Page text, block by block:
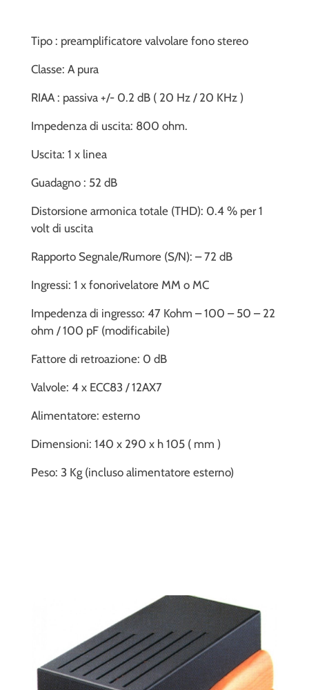
Tipo : preamplificatore valvolare fono stereo
Classe: A pura
RIAA : passiva +/- 0.2 dB ( 20 Hz / 20 KHz )
Impedenza di uscita: 800 ohm.
Uscita: 1 x linea
Guadagno : 52 dB
Distorsione armonica totale (THD): 0.4 % per 1
volt di uscita
Rapporto Segnale/Rumore (S/N): – 72 dB
Ingressi: 1 x fonorivelatore MM o MC
Impedenza di ingresso: 47 Kohm – 100 – 50 – 22
ohm / 100 pF (modificabile)
Fattore di retroazione: 0 dB
Valvole: 4 x ECC83 / 12AX7
Alimentatore: esterno
Dimensioni: 140 x 290 x h 105 ( mm )
Peso: 3 Kg (incluso alimentatore esterno)